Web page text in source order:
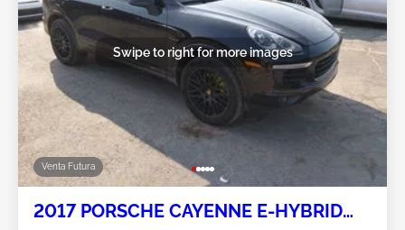
Venta Futura
Swipe to right for more images
2017 PORSCHE CAYENNE E-HYBRID